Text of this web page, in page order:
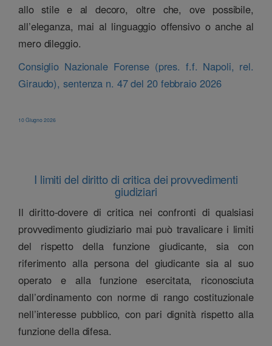
allo stile e al decoro, oltre che, ove possibile,
all’eleganza, mai al linguaggio offensivo o anche al
mero dileggio.
Consiglio Nazionale Forense (pres. f.f. Napoli, rel.
Giraudo), sentenza n. 47 del 20 febbraio 2026
10 Giugno 2026
I limiti del diritto di critica dei provvedimenti
giudiziari
Il diritto-dovere di critica nei confronti di qualsiasi
provvedimento giudiziario mai può travalicare i limiti
del rispetto della funzione giudicante, sia con
riferimento alla persona del giudicante sia al suo
operato e alla funzione esercitata, riconosciuta
dall’ordinamento con norme di rango costituzionale
nell’interesse pubblico, con pari dignità rispetto alla
funzione della difesa.